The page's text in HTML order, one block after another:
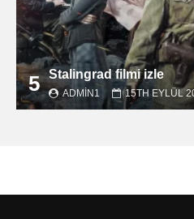
5 Stalingrad filmi izle
ADMIN1 15TH EYLÜL